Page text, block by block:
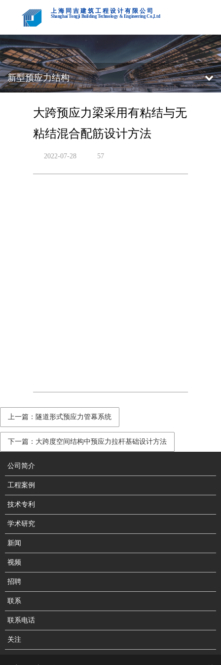
上海同吉建筑工程设计有限公司
Shanghai Tongji Building Technology & Engineering Co.,Ltd
新型预应力结构
大跨预应力梁采用有粘结与无
粘结混合配筋设计方法
2022-07-28 57
上一篇：隧道形式预应力管幕系统
下一篇：大跨度空间结构中预应力拉杆基础设计方法
公司简介
工程案例
技术专利
学术研究
新闻
视频
招聘
联系
联系电话
关注